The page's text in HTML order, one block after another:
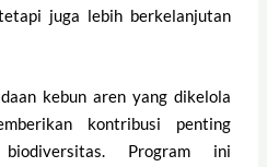
juga lebih berkelanjutan
kebun aren yang dikelola
kontribusi penting
Program ini